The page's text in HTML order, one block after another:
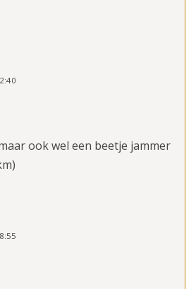
ook wel een beetje jammer